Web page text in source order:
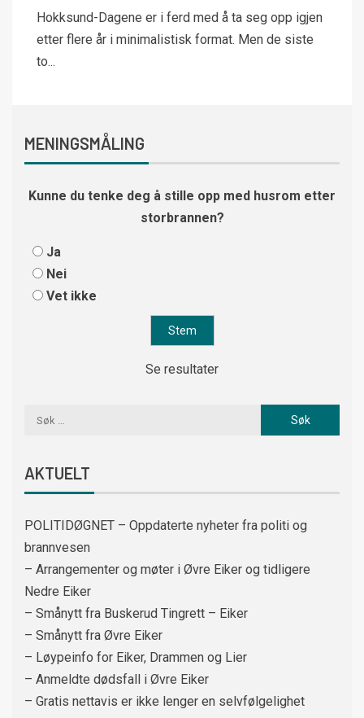
Hokksund-Dagene er i ferd med å ta seg opp igjen
etter flere år i minimalistisk format. Men de siste
to...
MENINGSMÅLING
Kunne du tenke deg å stille opp med husrom etter
storbrannen?
Ja
Nei
Vet ikke
Se resultater
AKTUELT
POLITIDØGNET – Oppdaterte nyheter fra politi og
brannvesen
– Arrangementer og møter i Øvre Eiker og tidligere
Nedre Eiker
– Smånytt fra Buskerud Tingrett – Eiker
– Smånytt fra Øvre Eiker
– Løypeinfo for Eiker, Drammen og Lier
– Anmeldte dødsfall i Øvre Eiker
– Gratis nettavis er ikke lenger en selvfølgelighet